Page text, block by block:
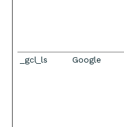
_gcl_ls Google